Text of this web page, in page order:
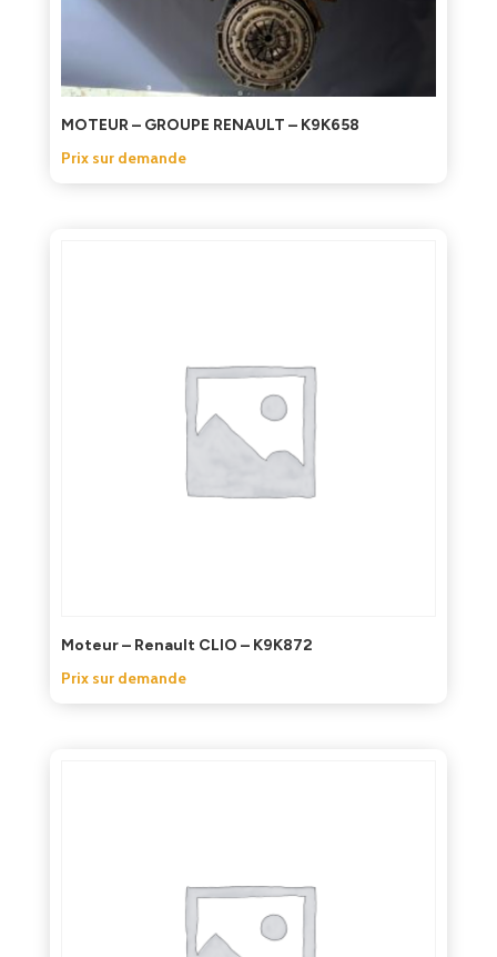
MOTEUR – GROUPE RENAULT – K9K658
Prix sur demande
Moteur – Renault CLIO – K9K872
Prix sur demande